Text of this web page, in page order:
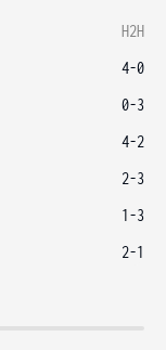
H2H
4-0
0-3
4-2
2-3
1-3
2-1